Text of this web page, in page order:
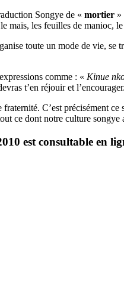
Songye de « mortier»
maïs, les feuilles de manioc,
toute un mode de vie, se
comme : « Kinue
t’en réjouir et
fraternité. C’est précisément
ce dont notre culture
est consultable en